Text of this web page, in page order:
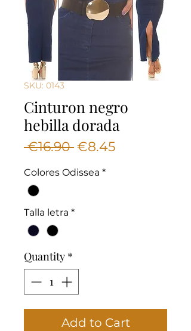
SKU: 0143
Cinturon negro
hebilla dorada
€16.90 Regular
€8.45Sale
Colores Odissea *
Talla letra *
Quantity *
Add to Cart